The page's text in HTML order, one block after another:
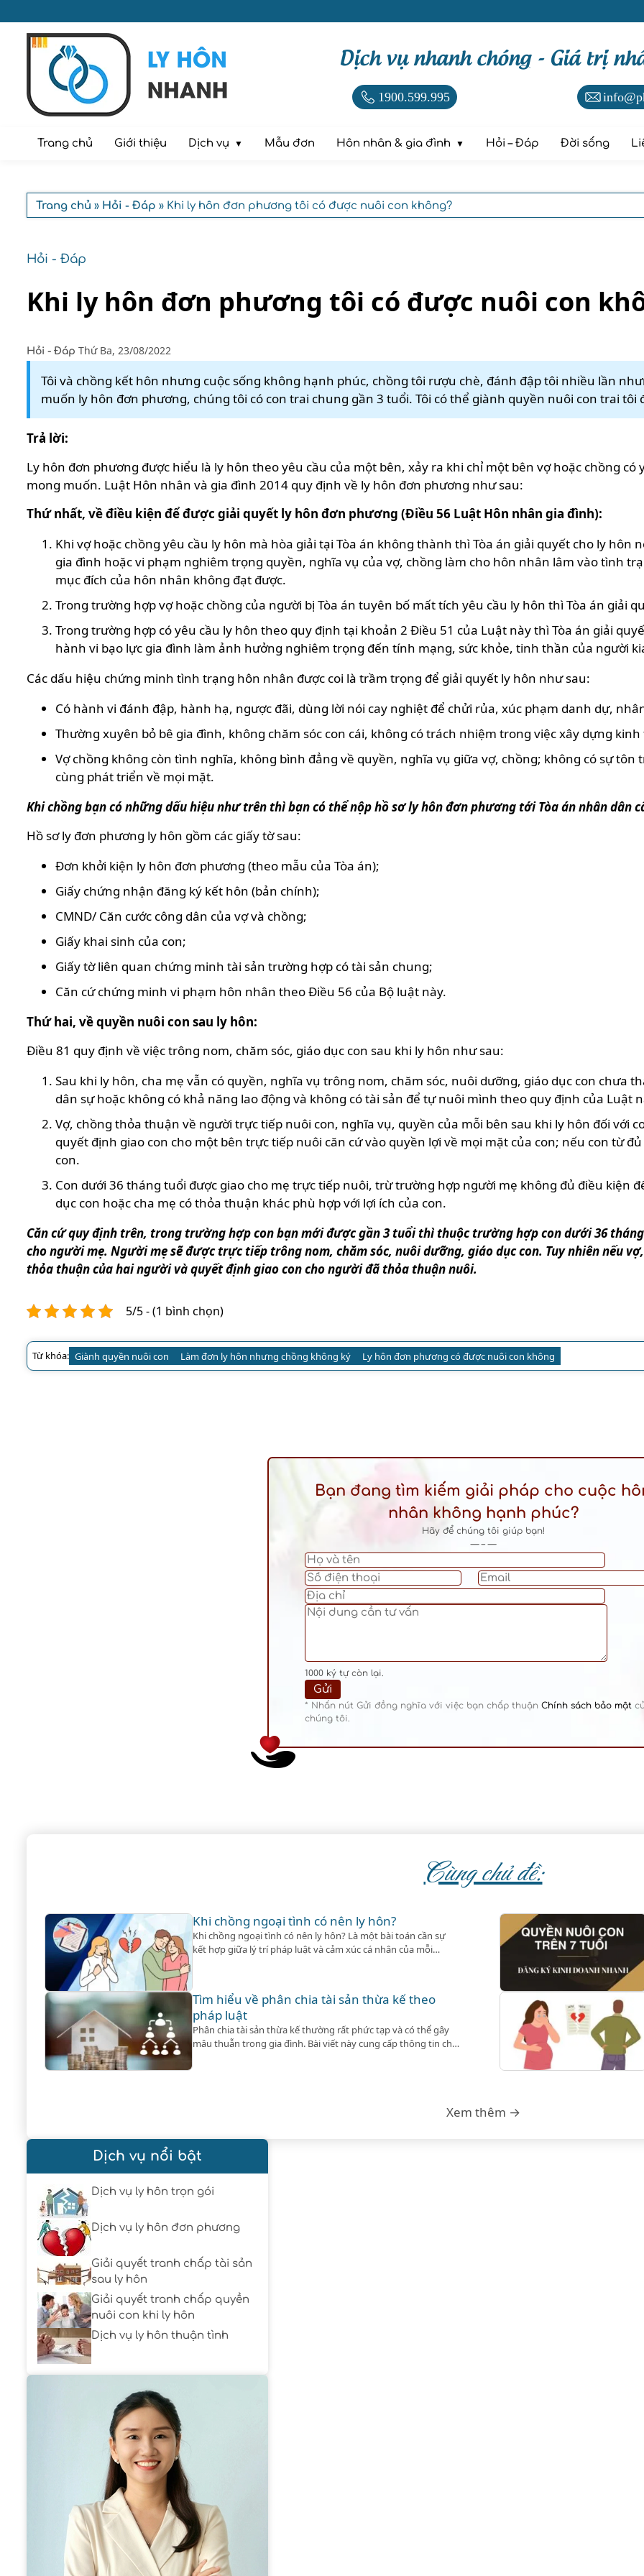
Dịch vụ nhanh chóng - Giá trị
1900.599.995
Trang chủ Giới thiệu Dịch vụ Mẫu đơn Hôn nhân & gia đình Hỏi – Đáp Đời sống
Trang chủ » Hỏi - Đáp » Khi ly hôn đơn phương tôi có được nuôi con không?
Hỏi - Đáp
Khi ly hôn đơn phương tôi có được nuôi con
Hỏi - Đáp Thứ Ba, 23/08/2022
Tôi và chồng kết hôn nhưng cuộc sống không hạnh phúc, chồng tôi rượu chè, đánh đập tôi nhiều lần
muốn ly hôn đơn phương, chúng tôi có con trai chung gần 3 tuổi. Tôi có thể giành quyền nuôi con trai tôi
Trả lời:
Ly hôn đơn phương được hiểu là ly hôn theo yêu cầu của một bên, xảy ra khi chỉ một bên vợ hoặc chồng
mong muốn. Luật Hôn nhân và gia đình 2014 quy định về ly hôn đơn phương như sau:
Thứ nhất, về điều kiện để được giải quyết ly hôn đơn phương (Điều 56 Luật Hôn nhân gia đình):
Khi vợ hoặc chồng yêu cầu ly hôn mà hòa giải tại Tòa án không thành thì Tòa án giải quyết cho ly hôn
gia đình hoặc vi phạm nghiêm trọng quyền, nghĩa vụ của vợ, chồng làm cho hôn nhân lâm vào tình
mục đích của hôn nhân không đạt được.
Trong trường hợp vợ hoặc chồng của người bị Tòa án tuyên bố mất tích yêu cầu ly hôn thì Tòa án giải
Trong trường hợp có yêu cầu ly hôn theo quy định tại khoản 2 Điều 51 của Luật này thì Tòa án giải
hành vi bạo lực gia đình làm ảnh hưởng nghiêm trọng đến tính mạng, sức khỏe, tinh thần của người
Các dấu hiệu chứng minh tình trạng hôn nhân được coi là trầm trọng để giải quyết ly hôn như sau:
Có hành vi đánh đập, hành hạ, ngược đãi, dùng lời nói cay nghiệt để chửi rủa, xúc phạm danh dự,
Thường xuyên bỏ bê gia đình, không chăm sóc con cái, không có trách nhiệm trong việc xây dựng
Vợ chồng không còn tình nghĩa, không bình đẳng về quyền, nghĩa vụ giữa vợ, chồng; không có sự
cùng phát triển về mọi mặt.
Khi chồng bạn có những dấu hiệu như trên thì bạn có thể nộp hồ sơ ly hôn đơn phương tới Tòa án nhân dân
Hồ sơ ly đơn phương ly hôn gồm các giấy tờ sau:
Đơn khởi kiện ly hôn đơn phương (theo mẫu của Tòa án);
Giấy chứng nhận đăng ký kết hôn (bản chính);
CMND/ Căn cước công dân của vợ và chồng;
Giấy khai sinh của con;
Giấy tờ liên quan chứng minh tài sản trường hợp có tài sản chung;
Căn cứ chứng minh vi phạm hôn nhân theo Điều 56 của Bộ luật này.
Thứ hai, về quyền nuôi con sau ly hôn:
Điều 81 quy định về việc trông nom, chăm sóc, giáo dục con sau khi ly hôn như sau:
Sau khi ly hôn, cha mẹ vẫn có quyền, nghĩa vụ trông nom, chăm sóc, nuôi dưỡng, giáo dục con chưa
dân sự hoặc không có khả năng lao động và không có tài sản để tự nuôi mình theo quy định của Luật
Vợ, chồng thỏa thuận về người trực tiếp nuôi con, nghĩa vụ, quyền của mỗi bên sau khi ly hôn đối với
quyết định giao con cho một bên trực tiếp nuôi căn cứ vào quyền lợi về mọi mặt của con; nếu con từ
con.
Con dưới 36 tháng tuổi được giao cho mẹ trực tiếp nuôi, trừ trường hợp người mẹ không đủ điều kiện
dục con hoặc cha mẹ có thỏa thuận khác phù hợp với lợi ích của con.
Căn cứ quy định trên, trong trường hợp con bạn mới được gần 3 tuổi thì thuộc trường hợp con dưới 36
cho người mẹ. Người mẹ sẽ được trực tiếp trông nom, chăm sóc, nuôi dưỡng, giáo dục con. Tuy nhiên nếu
thỏa thuận của hai người và quyết định giao con cho người đã thỏa thuận nuôi.
5/5 - (1 bình chọn)
Từ khóa: Giành quyền nuôi con Làm đơn ly hôn nhưng chồng không ký Ly hôn đơn phương có được nuôi con không
Bạn đang tìm kiếm giải pháp cho cuộc
nhân không hạnh phúc?
Hãy để chúng tôi giúp bạn!
— – —
1000 ký tự còn lại.
* Nhấn nút Gửi đồng nghĩa với việc bạn chấp thuận Chính sách bảo mật
chúng tôi.
Cùng chủ đề:
Khi chồng ngoại tình có nên ly hôn?
Khi chồng ngoại tình có nên ly hôn? Là một bài toán cần sự
kết hợp giữa lý trí pháp luật và cảm xúc cá nhân của mỗi
Tìm hiểu về phân chia tài sản thừa kế theo
pháp luật
Phân chia tài sản thừa kế thường rất phức tạp và có thể gây
mâu thuẫn trong gia đình. Bài viết này cung cấp thông tin chi
Xem thêm →
Dịch vụ nổi bật
Dịch vụ ly hôn trọn gói
Dịch vụ ly hôn đơn phương
Giải quyết tranh chấp tài sản
sau ly hôn
Giải quyết tranh chấp quyền
nuôi con khi ly hôn
Dịch vụ ly hôn thuận tình